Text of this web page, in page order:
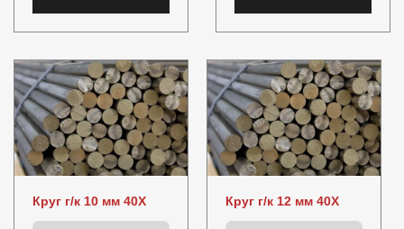
Круг г/к 10 мм 40Х Круг г/к 12 мм 40Х